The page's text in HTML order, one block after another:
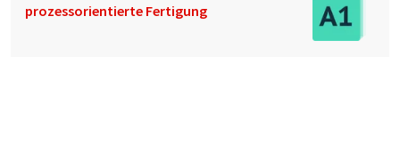
prozessorientierte Fertigung